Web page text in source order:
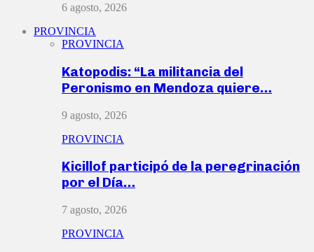
6 agosto, 2026
PROVINCIA
PROVINCIA
Katopodis: “La militancia del
Peronismo en Mendoza quiere…
9 agosto, 2026
PROVINCIA
Kicillof participó de la peregrinación
por el Día…
7 agosto, 2026
PROVINCIA